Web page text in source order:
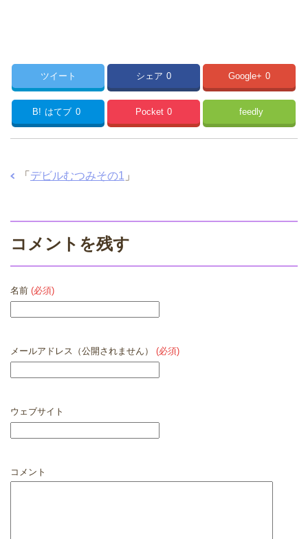
ツイート シェア 0 Google+ 0
B! はてブ 0 Pocket 0 feedly
「 デビルむつみその1 」
コメントを残す
名前 (必須)
メールアドレス（公開されません） (必須)
ウェブサイト
コメント